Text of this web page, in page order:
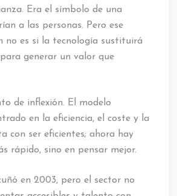
Era el símbolo de una
a las personas. Pero ese
no es si la tecnología sustituirá
generar un valor que
de inflexión. El modelo
en la eficiencia, el coste y la
con ser eficientes; ahora hay
rápido, sino en pensar mejor.
en 2003, pero el sector no